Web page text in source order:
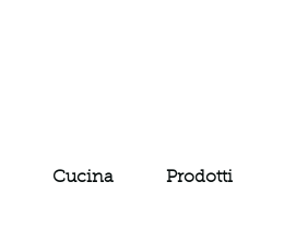
Cucina Prodotti